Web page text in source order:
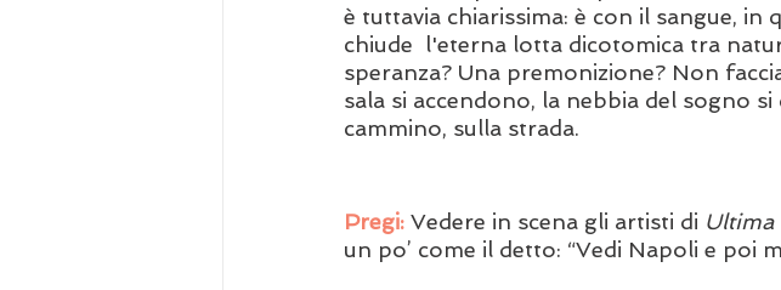
è tuttavia chiarissima: è con il sangue, in
chiude  l'eterna lotta dicotomica tra
speranza? Una premonizione? Non
sala si accendono, la nebbia del sogno
cammino, sulla strada.
Pregi: Vedere in scena gli artisti di Ultima
un po’ come il detto: “Vedi Napoli e poi